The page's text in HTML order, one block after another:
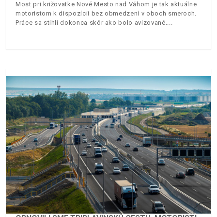
Most pri križovatke Nové Mesto nad Váhom je tak aktuálne
motoristom k dispozícii bez obmedzení v oboch smeroch.
Práce sa stihli dokonca skôr ako bolo avizované.